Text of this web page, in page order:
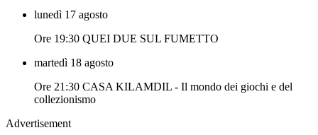
lunedì 17 agosto
Ore 19:30 QUEI DUE SUL FUMETTO
martedì 18 agosto
Ore 21:30 CASA KILAMDIL - Il mondo dei giochi e del
collezionismo
Advertisement